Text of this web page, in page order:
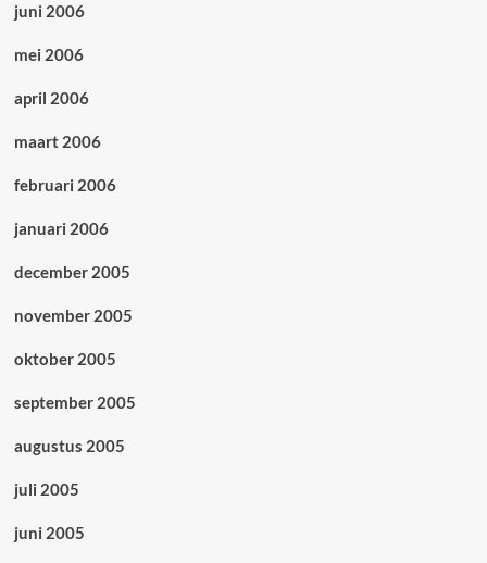
juni 2006
mei 2006
april 2006
maart 2006
februari 2006
januari 2006
december 2005
november 2005
oktober 2005
september 2005
augustus 2005
juli 2005
juni 2005